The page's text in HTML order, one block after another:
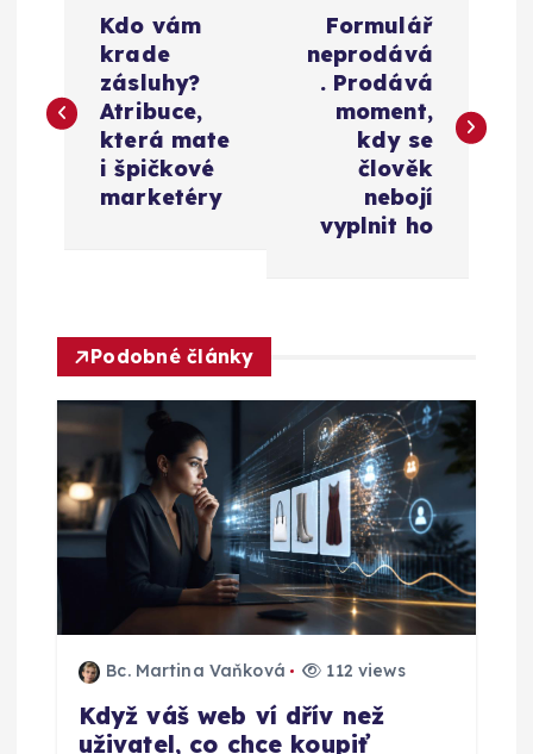
v
c
e
p
r
o
p
Kdo vám
krade
zásluhy?
Atribuce,
která mate
i špičkové
marketéry
Formulář
neprodává
. Prodává
moment,
kdy se
člověk
nebojí
vyplnit ho
Podobné články
Bc. Martina Vaňková 112 views
Když váš web ví dřív než
uživatel, co chce koupiť